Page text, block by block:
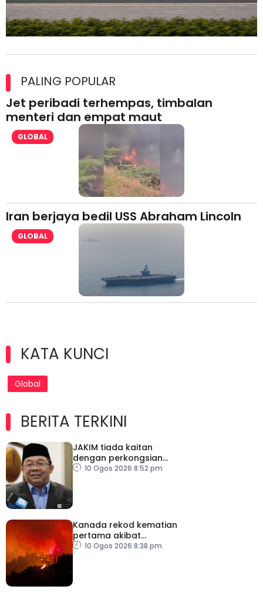
lesen separuh pertama 2026
PALING POPULAR
Jet peribadi terhempas, timbalan
menteri dan empat maut
GLOBAL
Iran berjaya bedil USS Abraham Lincoln
GLOBAL
KATA KUNCI
Global
BERITA TERKINI
JAKIM tiada kaitan
dengan perkongsian
berkaitan halal HICD
10 Ogos 2026 8:52 pm
Kanada rekod kematian
pertama akibat
kebakaran hutan
10 Ogos 2026 8:38 pm